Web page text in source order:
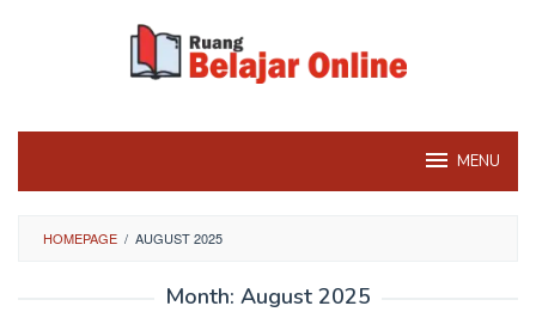
MENU
HOMEPAGE / AUGUST 2025
Month: August 2025